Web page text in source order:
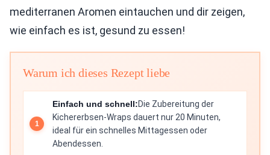
mediterranen Aromen eintauchen und dir zeigen,
wie einfach es ist, gesund zu essen!
Warum ich dieses Rezept liebe
Einfach und schnell:Die Zubereitung der
Kichererbsen-Wraps dauert nur 20 Minuten,
ideal für ein schnelles Mittagessen oder
Abendessen.